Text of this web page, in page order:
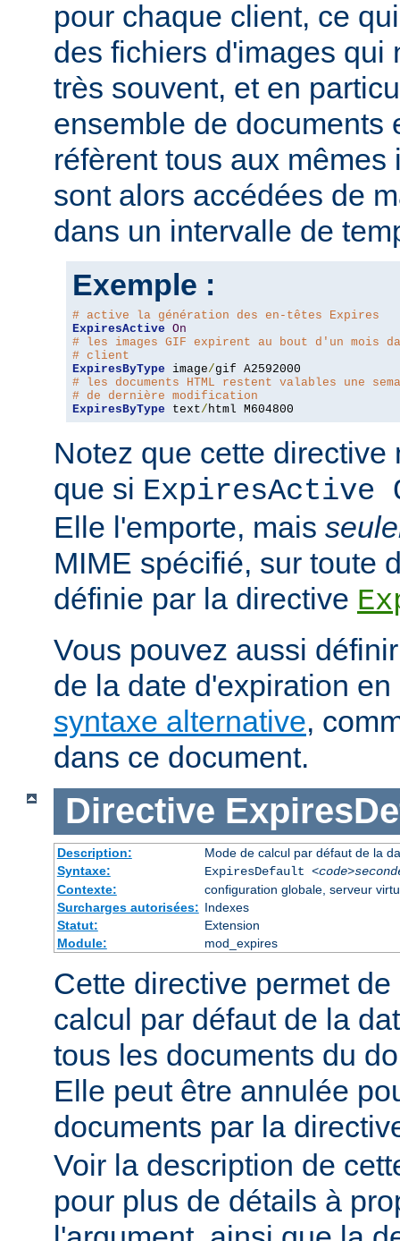
pour chaque client, ce
des fichiers d'images qui
très souvent, et en
ensemble de documents
réfèrent tous aux
sont alors accédées de
dans un intervalle de
Exemple :
# active la génération des en-têtes Expires
ExpiresActive On
# les images GIF expirent au bout d'un mois
# client
ExpiresByType image/
# les documents HTML restent valables une
# de dernière modification
ExpiresByType text/ html M604800
Notez que cette directive
que si ExpiresActive
Elle l'emporte, mais
MIME spécifié, sur toute
définie par la directive
Vous pouvez aussi
de la date d'expiration
syntaxe alternative,
dans ce document.
Directive
Description:
Mode de calcul par défaut de la
Syntaxe:
ExpiresDefault
Contexte:
configuration globale, serveur
Surcharges autorisées: Indexes
Statut:
Extension
Module:
mod_expires
Cette directive permet
calcul par défaut de la
tous les documents du
Elle peut être annulée
documents par la
Voir la description de
pour plus de détails à